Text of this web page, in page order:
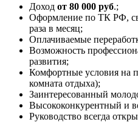
Доход от 80 000 руб.;
Оформление по ТК РФ,
раза в месяц;
Оплачиваемые
Возможность
развития;
Комфортные условия на
комната отдыха);
Заинтересованный
Высококонкурентный и
Руководство всегда